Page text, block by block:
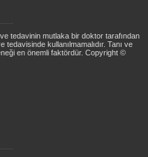
tedavinin mutlaka bir doktor tarafından
tedavisinde kullanılmamalıdır. Tanı ve
en önemli faktördür. Copyright ©